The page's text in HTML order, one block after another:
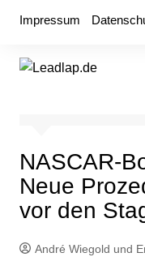
Impressum
NASCAR-
Neue
vor den
André Wiegold und